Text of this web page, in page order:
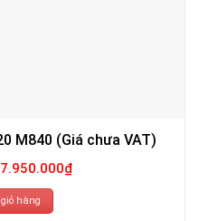
M840 (Giá chưa VAT)
Giá
gốc
8.050.000₫.
7.950.000₫Giá
hiện
hàng